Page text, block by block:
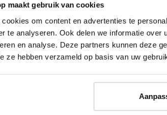
maakt gebruik van cookies
cookies om content en advertenties te
te analyseren. Ook delen we informatie
en analyse. Deze partners kunnen deze
ze hebben verzameld op basis van uw
stenen
lampenvoet is perfect te
heeft de eigenschappen om een
is voor vrijwel elk interieur.
aan. De kleuren uit ons
uw lampenkappen